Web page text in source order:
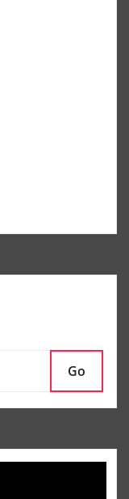
Go